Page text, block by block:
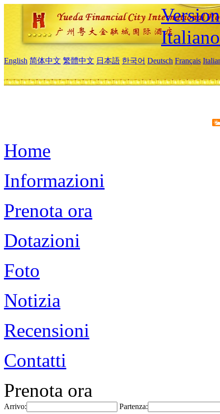
Italiano
English 简体中文 繁體中文 日本語 한국어 Deutsch Français
Home
Informazioni
Prenota ora
Dotazioni
Foto
Notizia
Recensioni
Contatti
Prenota ora
Arrivo: Partenza: